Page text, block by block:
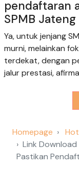
pendaftaran
SPMB
Ya, untuk jenjang
murni, melainkan
terdekat, dengan
jalur prestasi,
Homepage
Link
Pastikan